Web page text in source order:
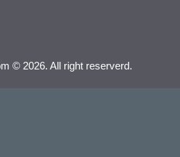
© 2026. All right reserverd.